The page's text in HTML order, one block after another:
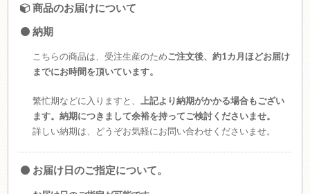
商品のお届けについて
納期
こちらの商品は、受注生産のためご注文後、約1カ月ほどお届け
までにお時間を頂いています。
繁忙期などに入りますと、
上記より納期がかかる場合もござい
ます。納期につきまして余裕を持ってご検討くださいませ。
詳しい納期は、どうぞお気軽にお問い合わせくださいませ。
お届け日のご指定について。